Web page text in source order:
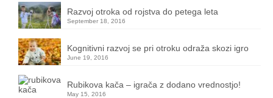
Razvoj otroka od rojstva do petega leta
September 18, 2016
Kognitivni razvoj se pri otroku odraža skozi igro
June 19, 2016
Rubikova kača – igrača z dodano vrednostjo!
May 15, 2016